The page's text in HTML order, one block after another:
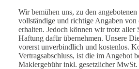
Wir bemühen uns, zu den
vollständige und richtige Angaben von
erhalten. Jedoch können wir trotz aller
Haftung dafür übernehmen. Unsere
vorerst unverbindlich und kostenlos.
Vertragsabschluss, ist die im Angebot
Maklergebühr inkl. gesetzlicher